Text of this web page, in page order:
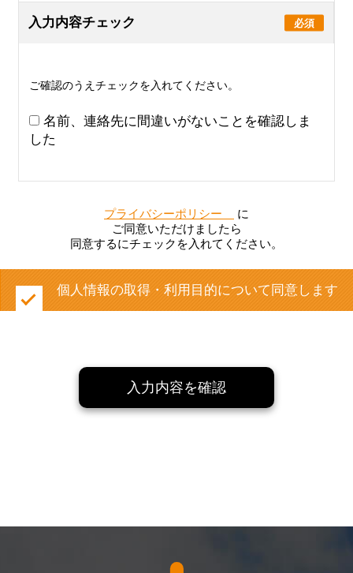
入力内容チェック 必須
ご確認のうえチェックを入れてください。
名前、連絡先に間違いがないことを確認しま
した
プライバシーポリシー
に
ご同意いただけましたら
同意するにチェックを入れてください。
個人情報の取得・利用目的について同意します
入力内容を確認